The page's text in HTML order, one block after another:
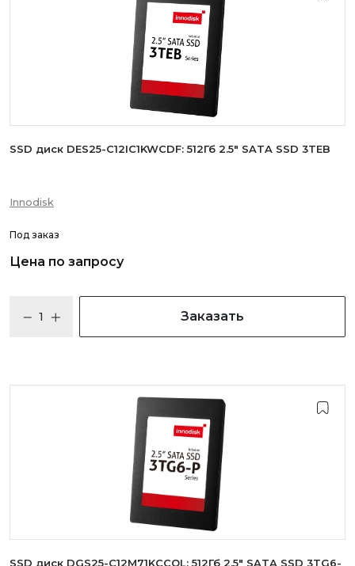
SSD диск DES25-C12IC1KWCDF: 512Гб 2.5" SATA SSD 3TEB
Innodisk
Под заказ
Цена по запросу
Заказать
SSD диск DGS25-C12M71KCCQL: 512Гб 2.5" SATA SSD 3TG6-